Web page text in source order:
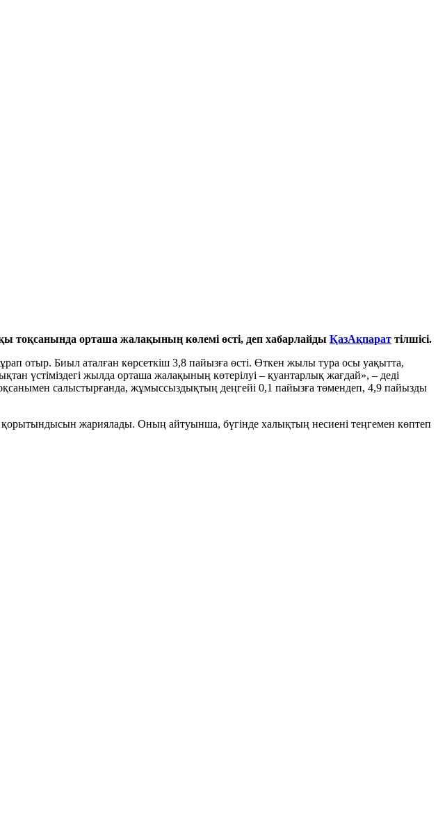
тоқсанында орташа жалақының көлемі өсті, деп xабарлайды ҚазАқпарат тілшісі.
отыр. Биыл аталған көрсеткіш 3,8 пайызға өсті. Өткен жылы тура осы уақытта,
үстіміздегі жылда орташа жалақының көтерілуі – қуантарлық жағдай», – деді
салыстырғанда, жұмыссыздықтың деңгейі 0,1 пайызға төмендеп, 4,9 пайызды
жариялады. Оның айтуынша, бүгінде xалықтың несиені теңгемен көптеп